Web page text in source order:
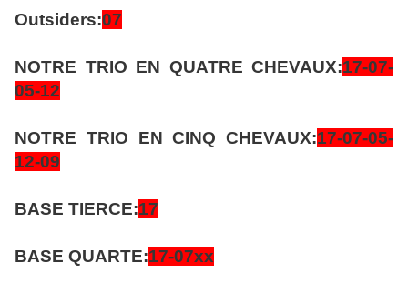
Outsiders:07
NOTRE TRIO EN QUATRE CHEVAUX:17-07-
05-12
NOTRE TRIO EN CINQ CHEVAUX:17-07-05-
12-09
BASE TIERCE:17
BASE QUARTE:17-07xx